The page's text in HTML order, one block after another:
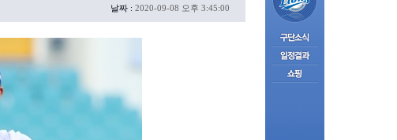
날짜 : 2020-09-08 오후 3:45:00